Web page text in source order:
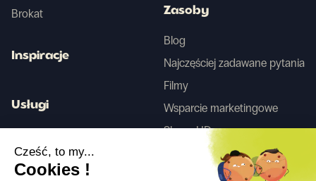
Brokat
Inspiracje
Usługi
Zasoby
Blog
Najczęściej zadawane pytania
Filmy
Wsparcie marketingowe
Skany HD
Cześć, to my...
Cookies !